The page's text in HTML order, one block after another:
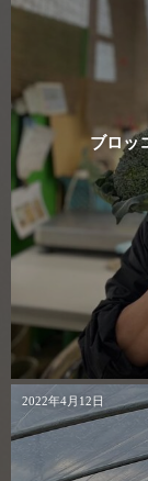
ブロッ
2022年4月12日